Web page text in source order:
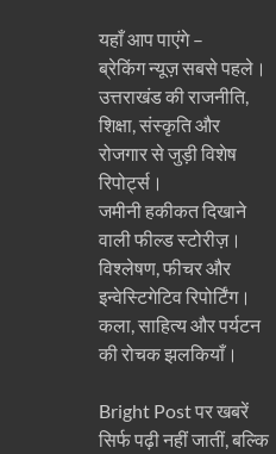
यहाँ आप पाएंगे –
ब्रेकिंग न्यूज़ सबसे पहले।
उत्तराखंड की राजनीति,
शिक्षा, संस्कृति और
रोजगार से जुड़ी विशेष
रिपोर्ट्स।
जमीनी हकीकत दिखाने
वाली फील्ड स्टोरीज़।
विश्लेषण, फीचर और
इन्वेस्टिगेटिव रिपोर्टिंग।
कला, साहित्य और पर्यटन
की रोचक झलकियाँ।
Bright Post पर खबरें
सिर्फ पढ़ी नहीं जातीं, बल्कि